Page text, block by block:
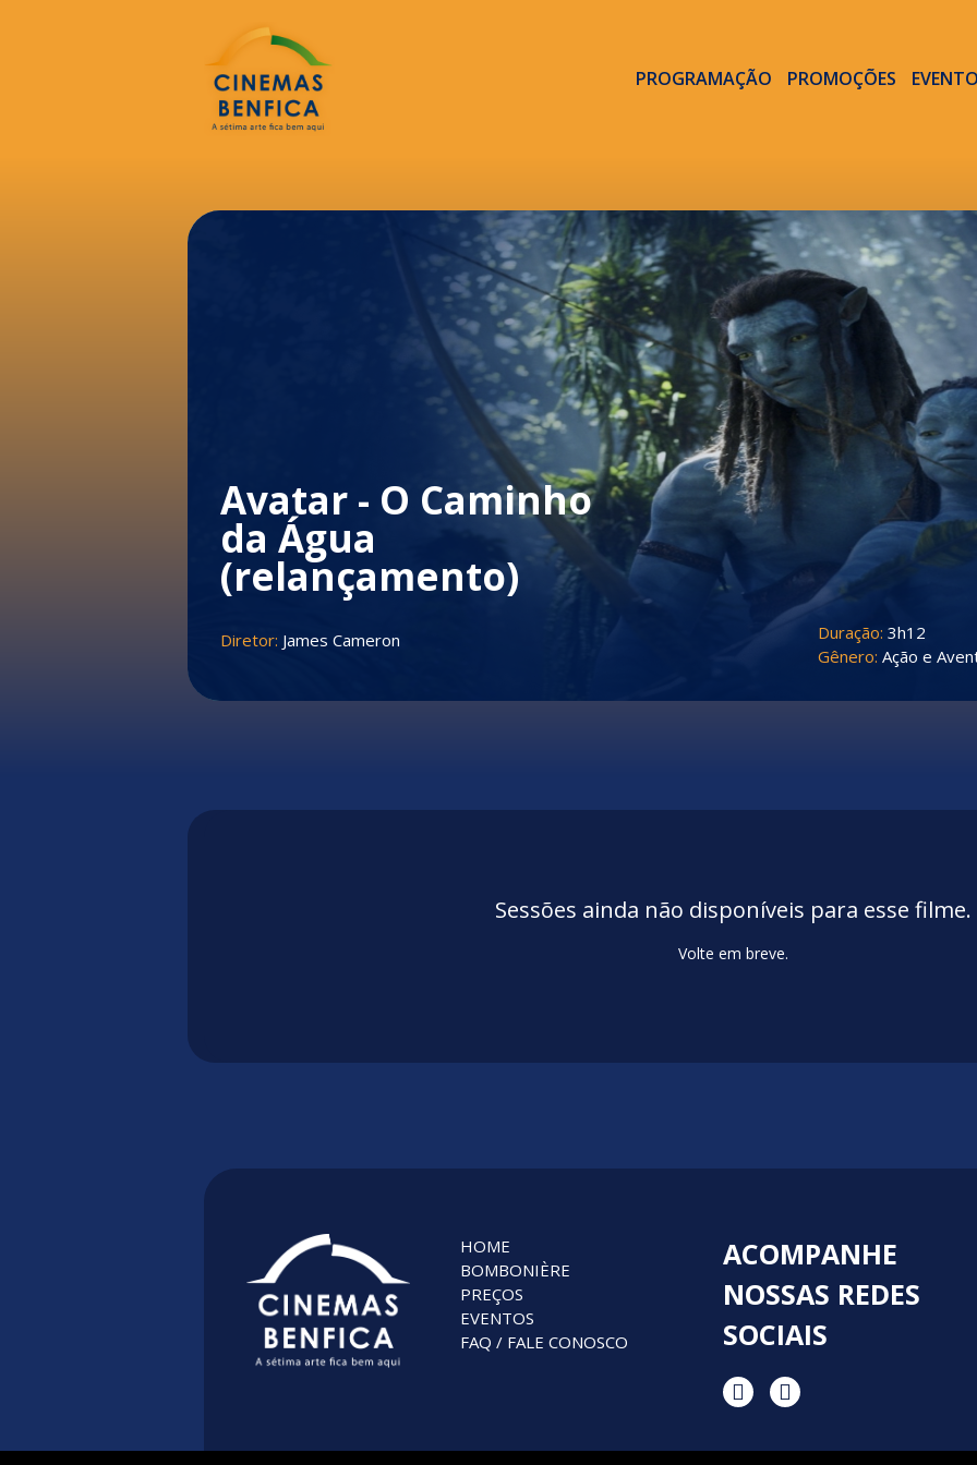
PROGRAMAÇÃO PROMOÇÕES
Avatar - O Caminho
da Água
(relançamento)
Diretor: James Cameron Duração: 3h12
Gênero: Ação e
Sessões ainda não disponíveis para esse filme.
Volte em breve.
HOME
BOMBONIÈRE
PREÇOS
EVENTOS
FAQ / FALE CONOSCO
ACOMPANHE
NOSSAS REDES
SOCIAIS